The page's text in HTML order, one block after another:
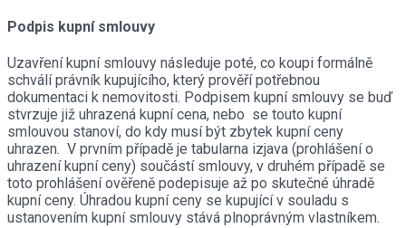
Podpis kupní smlouvy
Uzavření kupní smlouvy následuje poté, co koupi formálně
schválí právník kupujícího, který prověří potřebnou
dokumentaci k nemovitosti. Podpisem kupní smlouvy se buď
stvrzuje již uhrazená kupní cena, nebo se touto kupní
smlouvou stanoví, do kdy musí být zbytek kupní ceny
uhrazen. V prvním případě je tabularna izjava (prohlášení o
uhrazení kupní ceny) součástí smlouvy, v druhém případě se
toto prohlášení ověřeně podepisuje až po skutečné úhradě
kupní ceny. Úhradou kupní ceny se kupující v souladu s
ustanovením kupní smlouvy stává plnoprávným vlastníkem.